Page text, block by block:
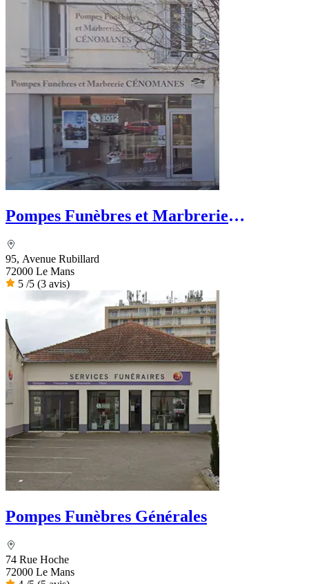
Pompes Funèbres et Marbrerie
95, Avenue Rubillard
72000 Le Mans
5 /5 (3 avis)
Pompes Funèbres Générales
74 Rue Hoche
72000 Le Mans